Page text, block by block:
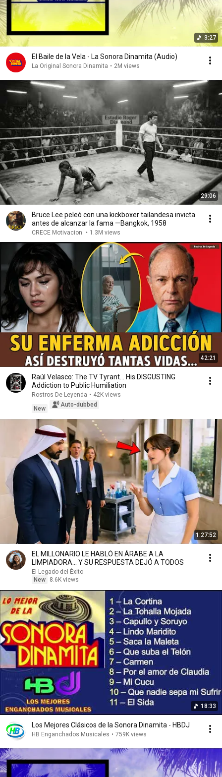
3:27
El Baile de la Vela - La Sonora Dinamita (Audio)
La Original Sonora Dinamita • 2M views
29:06
Bruce Lee peleó con una kickboxer tailandesa invicta
antes de alcanzar la fama —Bangkok, 1958
CRECE Motivacion • 1.3M views
42:21
Raúl Velasco: The TV Tyrant... His DISGUSTING
Addiction to Public Humiliation
Rostros De Leyenda • 42K views
New
Auto-dubbed
1:27:52
EL MILLONARIO LE HABLÓ EN ÁRABE A LA
LIMPIADORA… Y SU RESPUESTA DEJÓ A TODOS
El Legado del Éxito
New
8.6K views
18:33
Los Mejores Clásicos de la Sonora Dinamita - HBDJ
HB Enganchados Musicales • 759K views